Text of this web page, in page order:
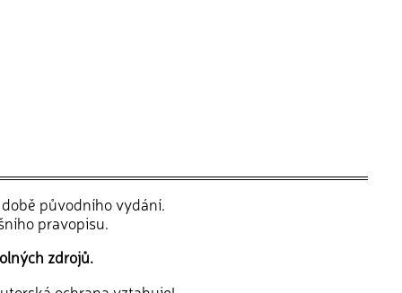
původního vydání.
pravopisu.
zdrojů.